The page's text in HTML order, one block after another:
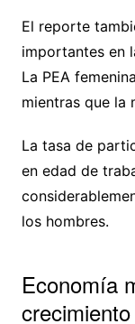
El reporte
importantes en
La PEA
mientras que la
La tasa de
en edad de
los hombres.
Economía